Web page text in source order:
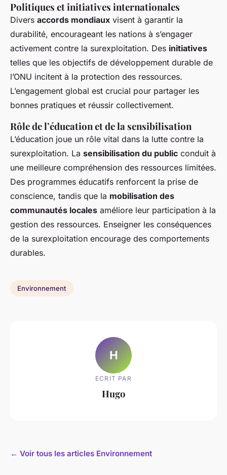
Politiques et initiatives internationales
Divers accords mondiaux visent à garantir la
durabilité, encourageant les nations à s’engager
activement contre la surexploitation. Des initiatives
telles que les objectifs de développement durable de
l’ONU incitent à la protection des ressources.
L’engagement global est crucial pour partager les
bonnes pratiques et réussir collectivement.
Rôle de l’éducation et de la sensibilisation
L’éducation joue un rôle vital dans la lutte contre la
surexploitation. La sensibilisation du public conduit à
une meilleure compréhension des ressources limitées.
Des programmes éducatifs renforcent la prise de
conscience, tandis que la mobilisation des
communautés locales améliore leur participation à la
gestion des ressources. Enseigner les conséquences
de la surexploitation encourage des comportements
durables.
Environnement
H
ECRIT PAR
Hugo
← Voir tous les articles Environnement